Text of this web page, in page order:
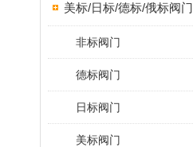
美标/日标/德标/俄标阀门
非标阀门
德标阀门
日标阀门
美标阀门